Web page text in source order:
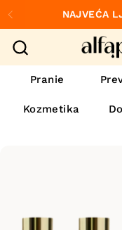
Preskočiť na obsah
Predchádzajúce
NAJVEĆA
Pranie
Kozmetika